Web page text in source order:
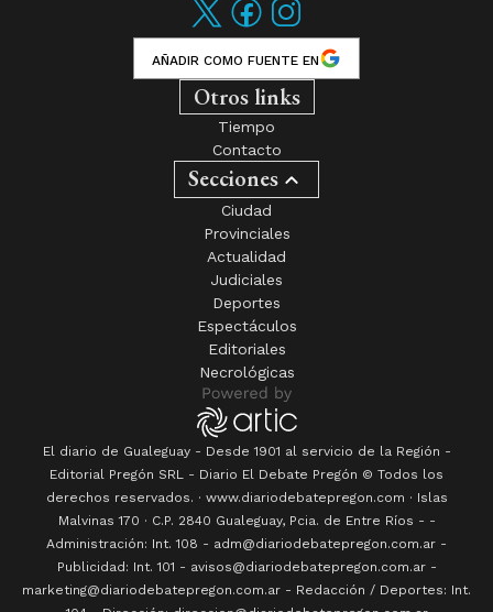
AÑADIR COMO FUENTE EN
Otros links
Tiempo
Contacto
Secciones
Ciudad
Provinciales
Actualidad
Judiciales
Deportes
Espectáculos
Editoriales
Necrológicas
El diario de Gualeguay - Desde 1901 al servicio de la Región -
Editorial Pregón SRL - Diario El Debate Pregón © Todos los
derechos reservados. · www.diariodebatepregon.com · Islas
Malvinas 170 · C.P. 2840 Gualeguay, Pcia. de Entre Ríos - -
Administración: Int. 108 - adm@diariodebatepregon.com.ar -
Publicidad: Int. 101 - avisos@diariodebatepregon.com.ar -
marketing@diariodebatepregon.com.ar - Redacción / Deportes: Int.